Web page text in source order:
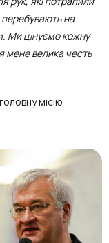
на
Ми цінуємо кожну
мене велика честь
місію